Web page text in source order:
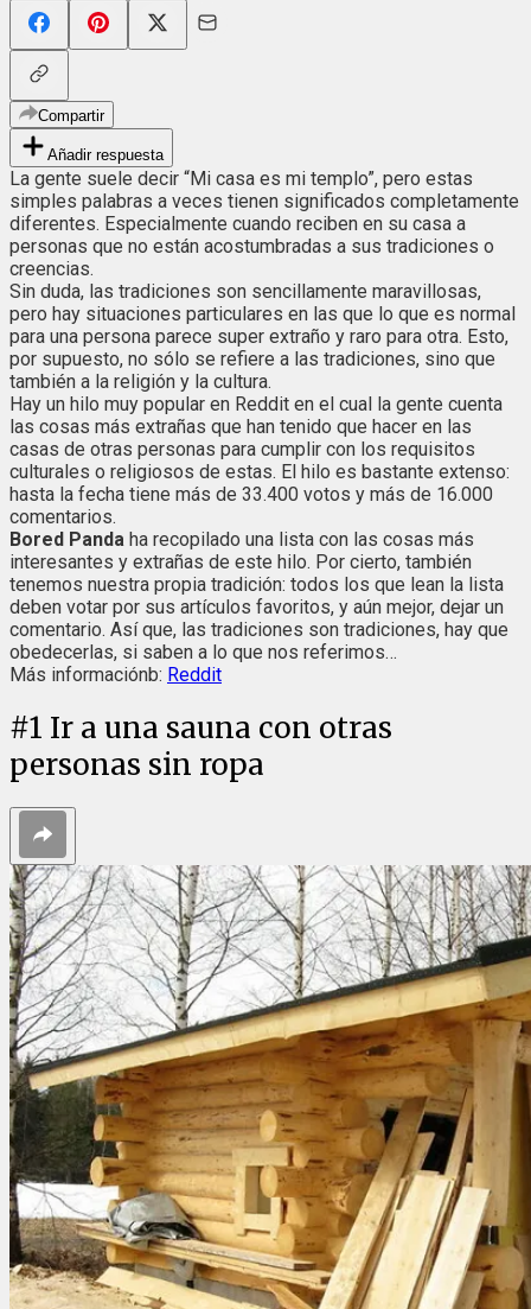
Compartir
Añadir respuesta
La gente suele decir “Mi casa es mi templo”, pero estas
simples palabras a veces tienen significados completamente
diferentes. Especialmente cuando reciben en su casa a
personas que no están acostumbradas a sus tradiciones o
creencias.
Sin duda, las tradiciones son sencillamente maravillosas,
pero hay situaciones particulares en las que lo que es normal
para una persona parece super extraño y raro para otra. Esto,
por supuesto, no sólo se refiere a las tradiciones, sino que
también a la religión y la cultura.
Hay un hilo muy popular en Reddit en el cual la gente cuenta
las cosas más extrañas que han tenido que hacer en las
casas de otras personas para cumplir con los requisitos
culturales o religiosos de estas. El hilo es bastante extenso:
hasta la fecha tiene más de 33.400 votos y más de 16.000
comentarios.
Bored Panda ha recopilado una lista con las cosas más
interesantes y extrañas de este hilo. Por cierto, también
tenemos nuestra propia tradición: todos los que lean la lista
deben votar por sus artículos favoritos, y aún mejor, dejar un
comentario. Así que, las tradiciones son tradiciones, hay que
obedecerlas, si saben a lo que nos referimos…
Más informaciónb: Reddit
#1 Ir a una sauna con otras
personas sin ropa